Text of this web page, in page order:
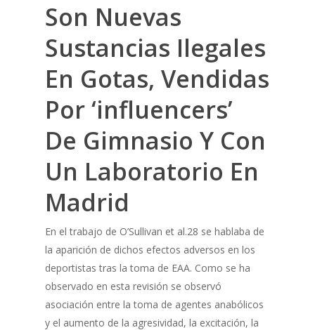
Son Nuevas
Sustancias Ilegales
En Gotas, Vendidas
Por ‘influencers’
De Gimnasio Y Con
Un Laboratorio En
Madrid
En el trabajo de O’Sullivan et al.28 se hablaba de
la aparición de dichos efectos adversos en los
deportistas tras la toma de EAA. Como se ha
observado en esta revisión se observó
asociación entre la toma de agentes anabólicos
y el aumento de la agresividad, la excitación, la